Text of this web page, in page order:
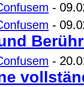
-
-
-